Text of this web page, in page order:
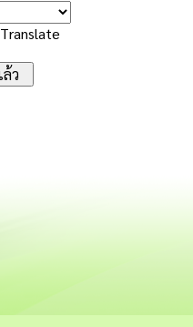
Translate